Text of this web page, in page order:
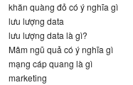
khăn quàng đỏ có ý nghĩa gì
lưu lượng data
lưu lượng data là gì?
Mâm ngũ quả có ý nghĩa gì
mạng cáp quang là gì
marketing